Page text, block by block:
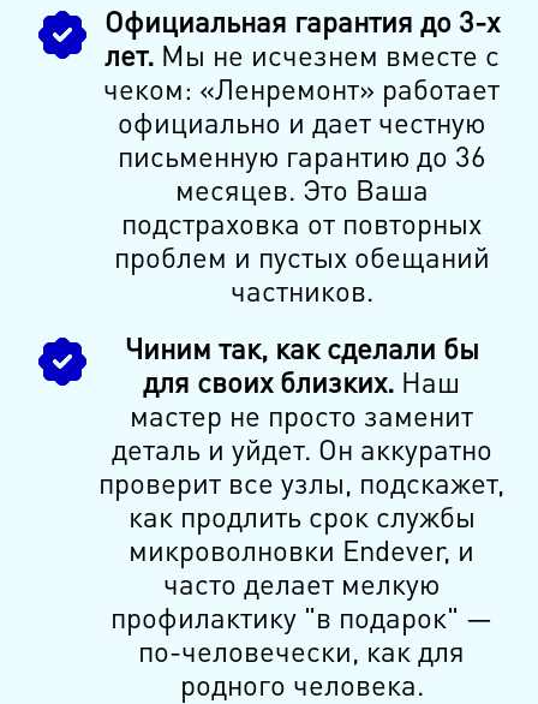
Официальная гарантия до 3-х
лет.Мы не исчезнем вместе с
чеком: «Ленремонт» работает
официально и дает честную
письменную гарантию до 36
месяцев. Это Ваша
подстраховка от повторных
проблем и пустых обещаний
частников.
Чиним так, как сделали бы
для своих близких. Наш
мастер не просто заменит
деталь и уйдет. Он аккуратно
проверит все узлы, подскажет,
как продлить срок службы
микроволновки Endever, и
часто делает мелкую
профилактику "в подарок" —
по-человечески, как для
родного человека.